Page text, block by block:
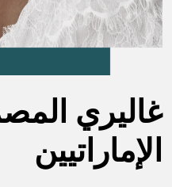
غاليري
الإماراتيين